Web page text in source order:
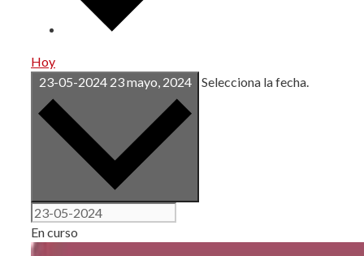
Hoy
23-05-2024 23 mayo, 2024 Selecciona la fecha.
En curso